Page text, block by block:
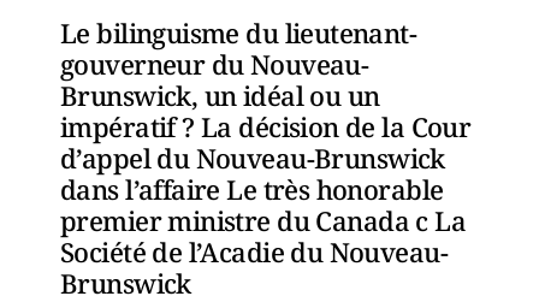
Le bilinguisme du lieutenant-
gouverneur du Nouveau-
Brunswick, un idéal ou un
impératif ? La décision de la Cour
d’appel du Nouveau-Brunswick
dans l’affaire Le très honorable
premier ministre du Canada c La
Société de l’Acadie du Nouveau-
Brunswick